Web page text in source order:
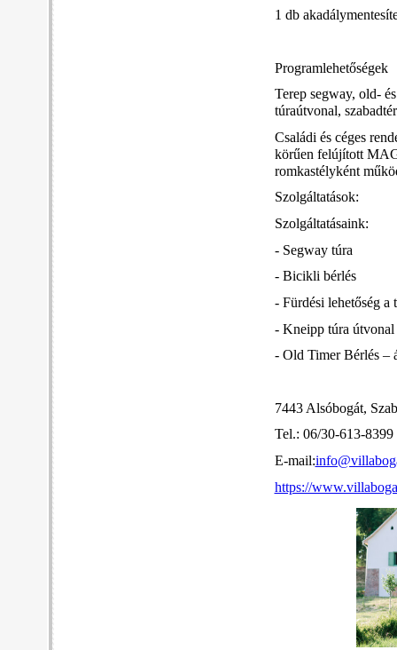
1 db
Programlehetőségek
Terep segway, old-
túraútvonal,
Családi és céges
körűen felújított
romkastélyként
Szolgáltatások:
Szolgáltatásaink:
- Segway túra
- Bicikli bérlés
- Fürdési lehetőség a
- Kneipp túra útvonal
- Old Timer Bérlés –
7443 Alsóbogát,
Tel.: 06/30-613-8399
E-mail:
https://